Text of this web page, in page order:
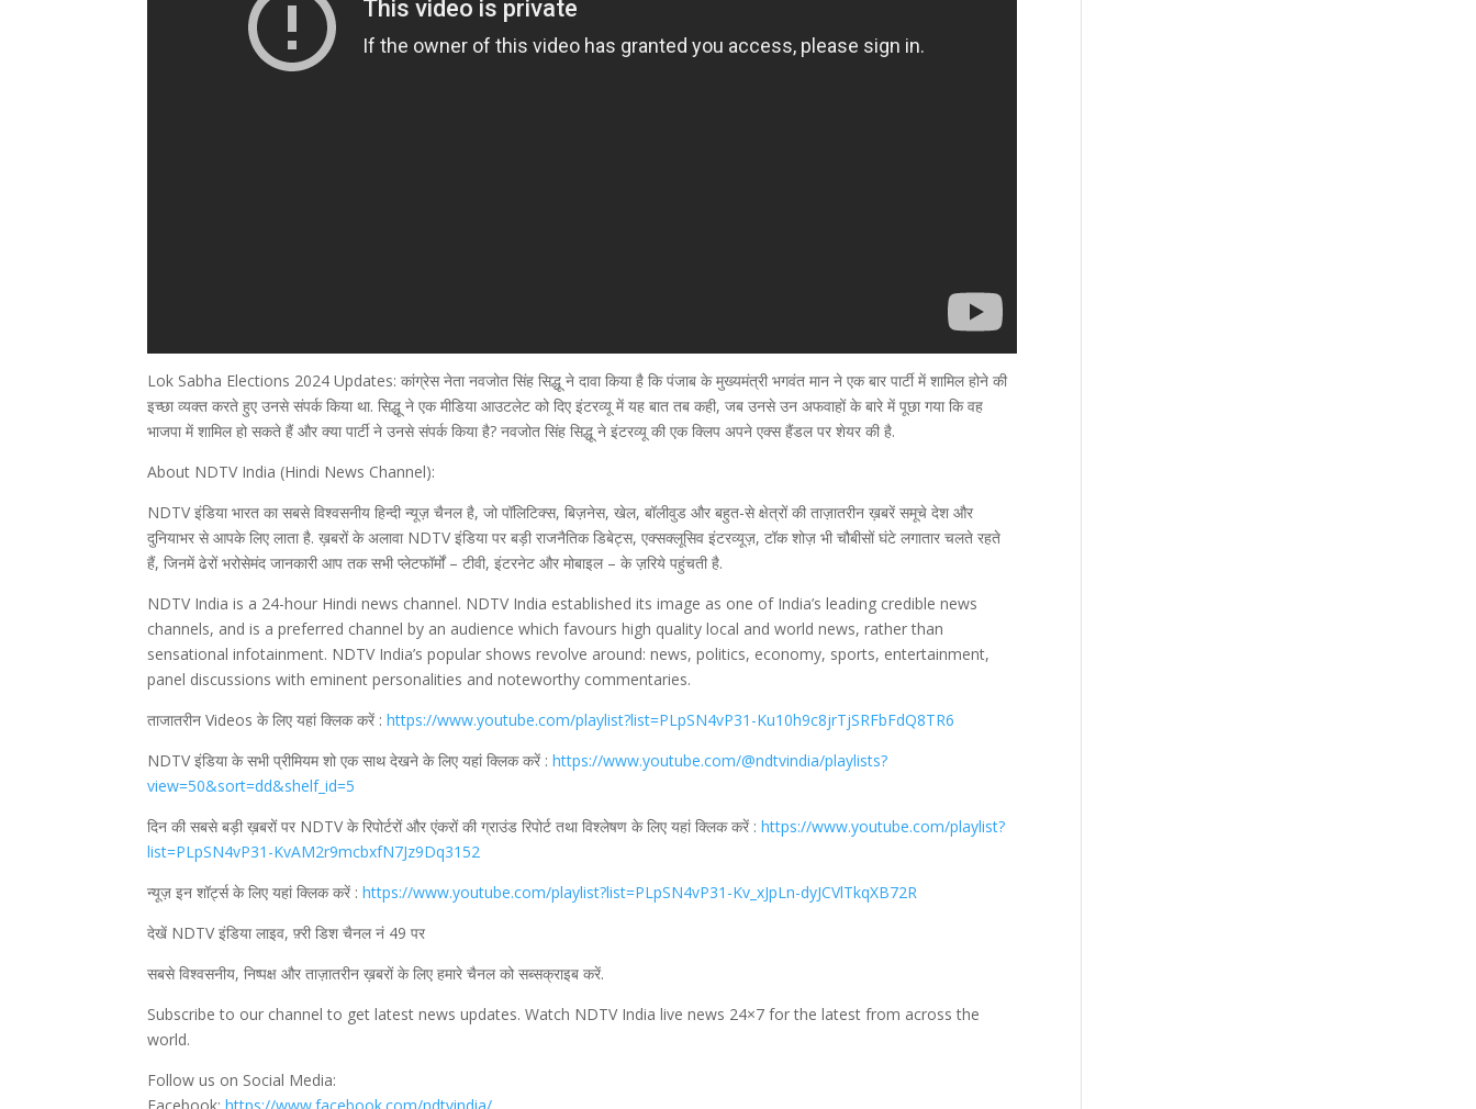
Lok Sabha Elections 2024 Updates: कांग्रेस नेता नवजोत सिंह सिद्धू ने दावा किया है कि पंजाब के मुख्यमंत्री भगवंत मान ने एक बार पार्टी में शामिल होने की
इच्छा व्यक्त करते हुए उनसे संपर्क किया था. सिद्धू ने एक मीडिया आउटलेट को दिए इंटरव्‍यू में यह बात तब कही, जब उनसे उन अफवाहों के बारे में पूछा गया कि वह
भाजपा में शामिल हो सकते हैं और क्या पार्टी ने उनसे संपर्क किया है? नवजोत सिंह सिद्धू ने इंटरव्यू की एक क्लिप अपने एक्स हैंडल पर शेयर की है.
About NDTV India (Hindi News Channel):
NDTV इंडिया भारत का सबसे विश्वसनीय हिन्दी न्यूज़ चैनल है, जो पॉलिटिक्स, बिज़नेस, खेल, बॉलीवुड और बहुत-से क्षेत्रों की ताज़ातरीन ख़बरें समूचे देश और
दुनियाभर से आपके लिए लाता है. ख़बरों के अलावा NDTV इंडिया पर बड़ी राजनैतिक डिबेट्स, एक्सक्लूसिव इंटरव्यूज़, टॉक शोज़ भी चौबीसों घंटे लगातार चलते रहते
हैं, जिनमें ढेरों भरोसेमंद जानकारी आप तक सभी प्लेटफॉर्मों – टीवी, इंटरनेट और मोबाइल – के ज़रिये पहुंचती है.
NDTV India is a 24-hour Hindi news channel. NDTV India established its image as one of India’s leading credible news
channels, and is a preferred channel by an audience which favours high quality local and world news, rather than
sensational infotainment. NDTV India’s popular shows revolve around: news, politics, economy, sports, entertainment,
panel discussions with eminent personalities and noteworthy commentaries.
ताजातरीन Videos के लिए यहां क्लिक करें :https://www.youtube.com/playlist?list=PLpSN4vP31-Ku10h9c8jrTjSRFbFdQ8TR6
NDTV इंडिया के सभी प्रीमियम शो एक साथ देखने के लिए यहां क्लिक करें :https://www.youtube.com/@ndtvindia/playlists?
view=50&sort=dd&shelf_id=5
दिन की सबसे बड़ी ख़बरों पर NDTV के रिपोर्टरों और एंकरों की ग्राउंड रिपोर्ट तथा विश्लेषण के लिए यहां क्लिक करें :https://www.youtube.com/playlist?
list=PLpSN4vP31-KvAM2r9mcbxfN7Jz9Dq3152
न्यूज़ इन शॉर्ट्स के लिए यहां क्लिक करें :https://www.youtube.com/playlist?list=PLpSN4vP31-Kv_xJpLn-dyJCVlTkqXB72R
देखें NDTV इंडिया लाइव, फ़्री डिश चैनल नं 49 पर
सबसे विश्वसनीय, निष्पक्ष और ताज़ातरीन ख़बरों के लिए हमारे चैनल को सब्सक्राइब करें.
Subscribe to our channel to get latest news updates. Watch NDTV India live news 24×7 for the latest from across the
world.
Follow us on Social Media: